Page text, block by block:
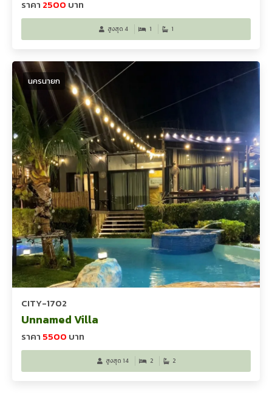
ราคา 2500 บาท
สูงสุด 4 1 1
นครนายก
CITY-1702
Unnamed Villa
ราคา 5500 บาท
สูงสุด 14 2 2